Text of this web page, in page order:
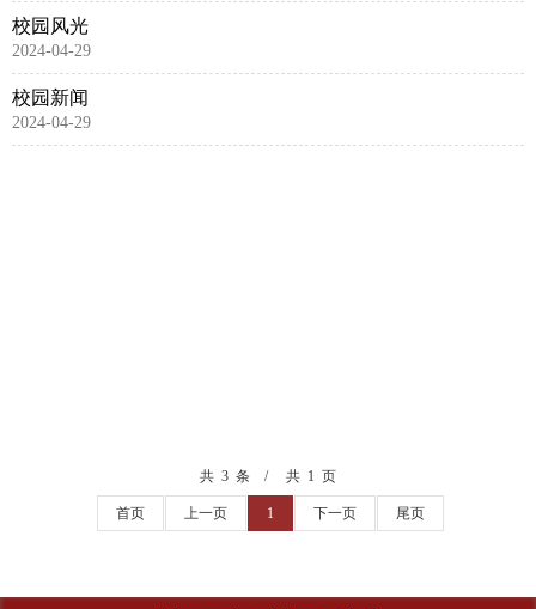
校园风光
2024-04-29
校园新闻
2024-04-29
共 3 条
首页 上一页 1 下一页 尾页
共 1 页